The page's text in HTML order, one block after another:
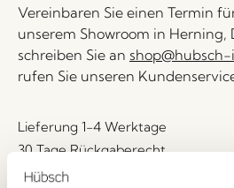
Vereinbaren Sie einen Termin
unserem Showroom in Herning,
schreiben Sie an
rufen Sie unseren
Lieferung 1-4 Werktage
30 Tage Rückgaberecht
Kostenlose Lieferung über